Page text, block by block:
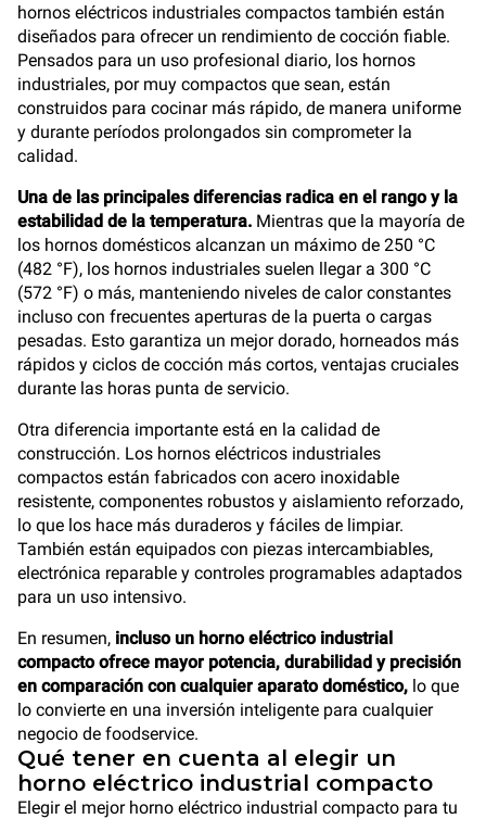
hornos eléctricos industriales compactos también están
diseñados para ofrecer un rendimiento de cocción fiable.
Pensados para un uso profesional diario, los hornos
industriales, por muy compactos que sean, están
construidos para cocinar más rápido, de manera uniforme
y durante períodos prolongados sin comprometer la
calidad.
Una de las principales diferencias radica en el rango y la
estabilidad de la temperatura. Mientras que la mayoría de
los hornos domésticos alcanzan un máximo de 250 °C
(482 °F), los hornos industriales suelen llegar a 300 °C
(572 °F) o más, manteniendo niveles de calor constantes
incluso con frecuentes aperturas de la puerta o cargas
pesadas. Esto garantiza un mejor dorado, horneados más
rápidos y ciclos de cocción más cortos, ventajas cruciales
durante las horas punta de servicio.
Otra diferencia importante está en la calidad de
construcción. Los hornos eléctricos industriales
compactos están fabricados con acero inoxidable
resistente, componentes robustos y aislamiento reforzado,
lo que los hace más duraderos y fáciles de limpiar.
También están equipados con piezas intercambiables,
electrónica reparable y controles programables adaptados
para un uso intensivo.
En resumen, incluso un horno eléctrico industrial
compacto ofrece mayor potencia, durabilidad y precisión
en comparación con cualquier aparato doméstico, lo que
lo convierte en una inversión inteligente para cualquier
negocio de foodservice.
Qué tener en cuenta al elegir un
horno eléctrico industrial compacto
Elegir el mejor horno eléctrico industrial compacto para tu